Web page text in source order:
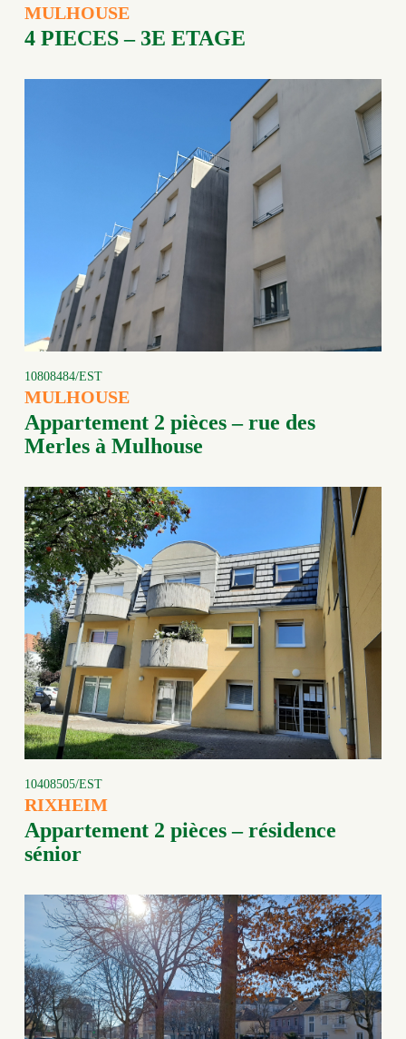
MULHOUSE
4 PIECES – 3E ETAGE
10808484/EST
MULHOUSE
Appartement 2 pièces – rue des
Merles à Mulhouse
10408505/EST
RIXHEIM
Appartement 2 pièces – résidence
sénior